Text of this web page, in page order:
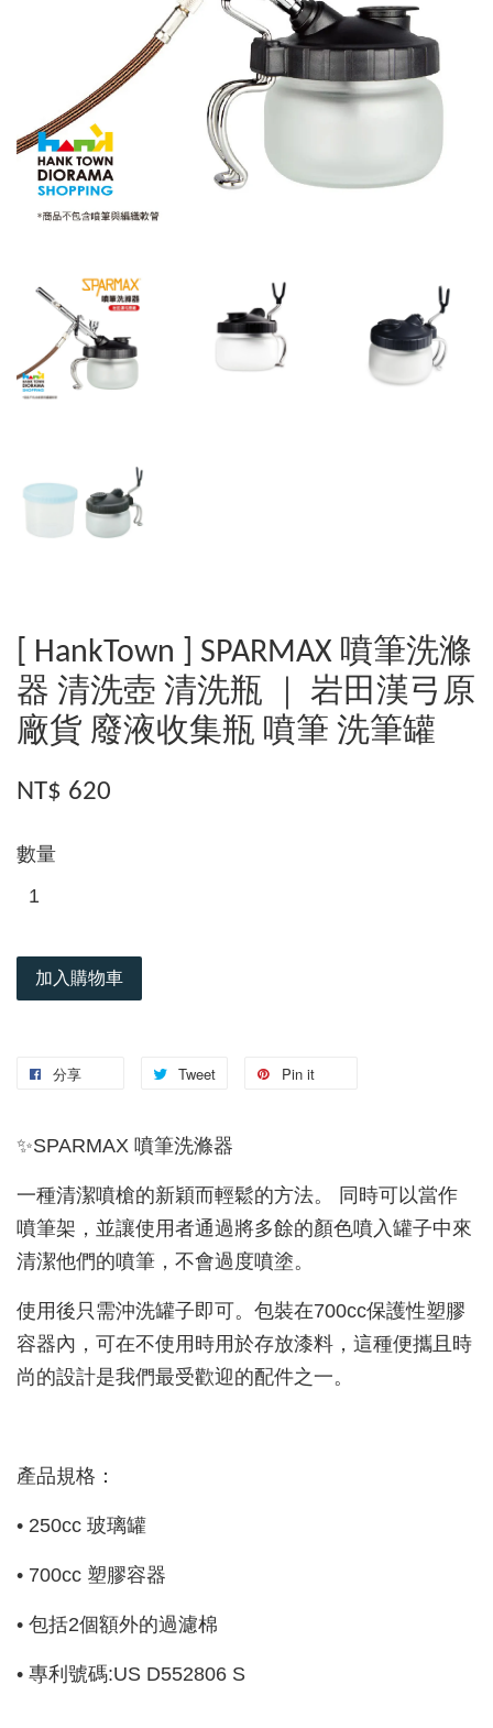
[ HankTown ] SPARMAX 噴筆洗滌
器 清洗壺 清洗瓶 ｜ 岩田漢弓原
廠貨 廢液收集瓶 噴筆 洗筆罐
NT$ 620
數量
加入購物車
分享 Tweet Pin it
✨SPARMAX 噴筆洗滌器
一種清潔噴槍的新穎而輕鬆的方法。 同時可以當作
噴筆架，並讓使用者通過將多餘的顏色噴入罐子中來
清潔他們的噴筆，不會過度噴塗。
使用後只需沖洗罐子即可。包裝在700cc保護性塑膠
容器內，可在不使用時用於存放漆料，這種便攜且時
尚的設計是我們最受歡迎的配件之一。
產品規格：
• 250cc 玻璃罐
• 700cc 塑膠容器
• 包括2個額外的過濾棉
• 專利號碼:US D552806 S